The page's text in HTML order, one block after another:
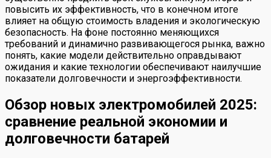
повысить их эффективность, что в конечном итоге
влияет на общую стоимость владения и экологическую
безопасность. На фоне постоянно меняющихся
требований и динамично развивающегося рынка, важно
понять, какие модели действительно оправдывают
ожидания и какие технологии обеспечивают наилучшие
показатели долговечности и энергоэффективности.
Обзор новых электромобилей 2025:
сравнение реальной экономии и
долговечности батарей